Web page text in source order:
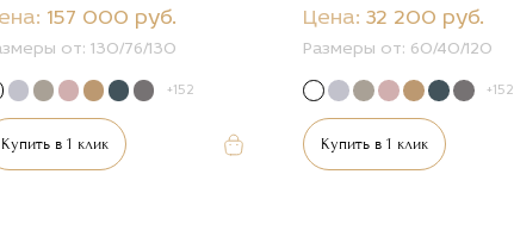
157 000 руб.
от: 130/76/130
+152
Купить в 1 клик
Цена: 32 200 руб.
Размеры от: 60/40/120
+152
Купить в 1 клик